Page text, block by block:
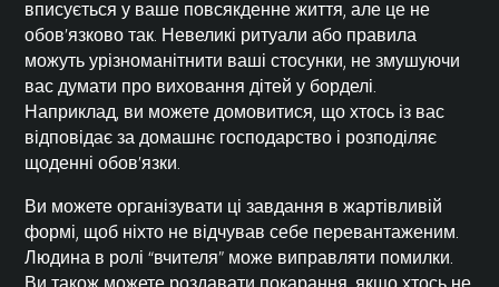
вписується у ваше повсякденне життя, але це не
обов’язково так. Невеликі ритуали або правила
можуть урізноманітнити ваші стосунки, не змушуючи
вас думати про виховання дітей у борделі.
Наприклад, ви можете домовитися, що хтось із вас
відповідає за домашнє господарство і розподіляє
щоденні обов’язки.
Ви можете організувати ці завдання в жартівливій
формі, щоб ніхто не відчував себе перевантаженим.
Людина в ролі “вчителя” може виправляти помилки.